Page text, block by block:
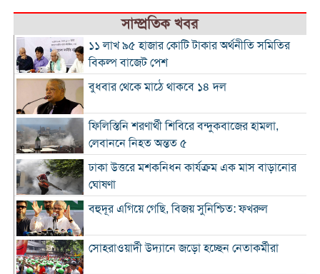
সাম্প্রতিক খবর
১১ লাখ ৯৫ হাজার কোটি টাকার অর্থনীতি সমিতির
বিকল্প বাজেট পেশ
বুধবার থেকে মাঠে থাকবে ১৪ দল
ফিলিস্তিনি শরণার্থী শিবিরে বন্দুকবাজের হামলা,
লেবাননে নিহত অন্তত ৫
ঢাকা উত্তরে মশকনিধন কার্যক্রম এক মাস বাড়ানোর
ঘোষণা
বহুদূর এগিয়ে গেছি, বিজয় সুনিশ্চিত: ফখরুল
সোহরাওয়ার্দী উদ্যানে জড়ো হচ্ছেন নেতাকর্মীরা